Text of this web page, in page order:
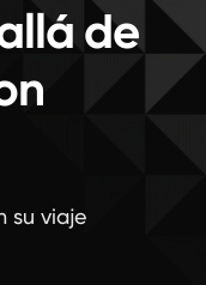
de
su viaje